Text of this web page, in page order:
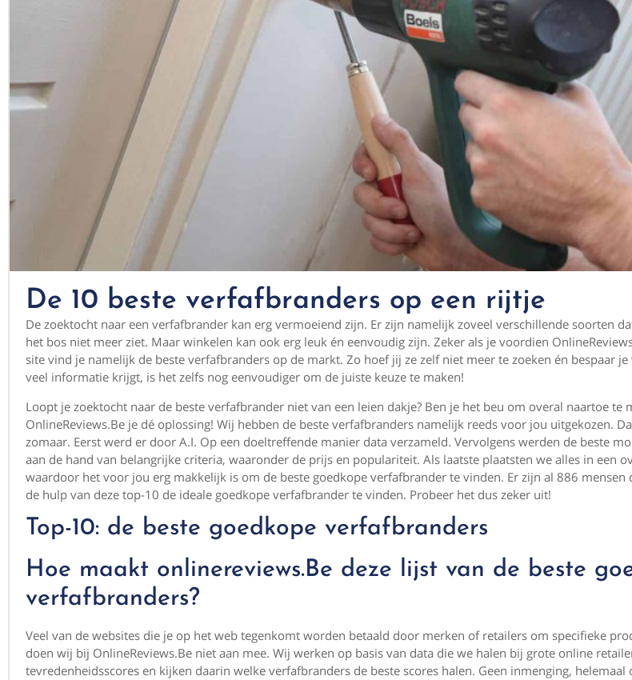
De 10 beste verfafbranders op een rijtje
De zoektocht naar een verfafbrander kan erg vermoeiend zijn. Er zijn namelijk zoveel verschillende soorten
het bos niet meer ziet. Maar winkelen kan ook erg leuk én eenvoudig zijn. Zeker als je voordien
site vind je namelijk de beste verfafbranders op de markt. Zo hoef jij ze zelf niet meer te zoeken én bespaar
veel informatie krijgt, is het zelfs nog eenvoudiger om de juiste keuze te maken!
Loopt je zoektocht naar de beste verfafbrander niet van een leien dakje? Ben je het beu om overal naartoe te
OnlineReviews.Be je dé oplossing! Wij hebben de beste verfafbranders namelijk reeds voor jou uitgekozen.
zomaar. Eerst werd er door A.I. Op een doeltreffende manier data verzameld. Vervolgens werden de beste
aan de hand van belangrijke criteria, waaronder de prijs en populariteit. Als laatste plaatsten we alles in een
waardoor het voor jou erg makkelijk is om de beste goedkope verfafbrander te vinden. Er zijn al 886 mensen
de hulp van deze top-10 de ideale goedkope verfafbrander te vinden. Probeer het dus zeker uit!
Top-10: de beste goedkope verfafbranders
Hoe maakt onlinereviews.Be deze lijst van de beste
verfafbranders?
Veel van de websites die je op het web tegenkomt worden betaald door merken of retailers om specifieke
doen wij bij OnlineReviews.Be niet aan mee. Wij werken op basis van data die we halen bij grote online
tevredenheidsscores en kijken daarin welke verfafbranders de beste scores halen. Geen inmenging, helemaal